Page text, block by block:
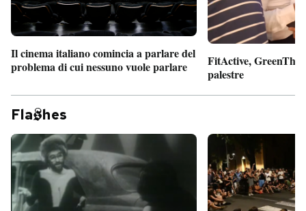
Il cinema italiano comincia a parlare del
problema di cui nessuno vuole parlare
FitActive,
palestre
Fla hes